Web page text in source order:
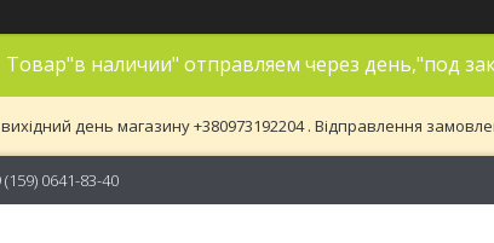
Товар"в наличии" отправляем через день,"под
день магазину +380973192204 . Відправлення
(159) 0641-83-40